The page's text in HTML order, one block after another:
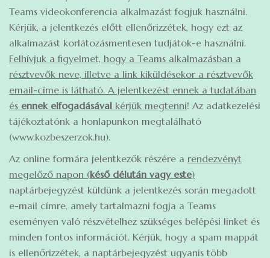
Teams videokonferencia alkalmazást fogjuk használni.
Kérjük, a jelentkezés előtt ellenőrizzétek, hogy ezt az
alkalmazást korlátozásmentesen tudjátok-e használni.
Felhívjuk a figyelmet, hogy a Teams alkalmazásban a
résztvevők neve, illetve a link kiküldésekor a résztvevők
email-címe is látható. A jelentkezést ennek a tudatában
és ennek elfogadásával kérjük megtenni! Az adatkezelési
tájékoztatónk a honlapunkon megtalálható
(www.kozbeszerzok.hu).
Az online formára jelentkezők részére a rendezvényt
megelőző napon (késő délután vagy este)
naptárbejegyzést küldünk a jelentkezés során megadott
e-mail címre, amely tartalmazni fogja a Teams
eseményen való részvételhez szükséges belépési linket és
minden fontos információt. Kérjük, hogy a spam mappát
is ellenőrizzétek, a naptárbejegyzést ugyanis több